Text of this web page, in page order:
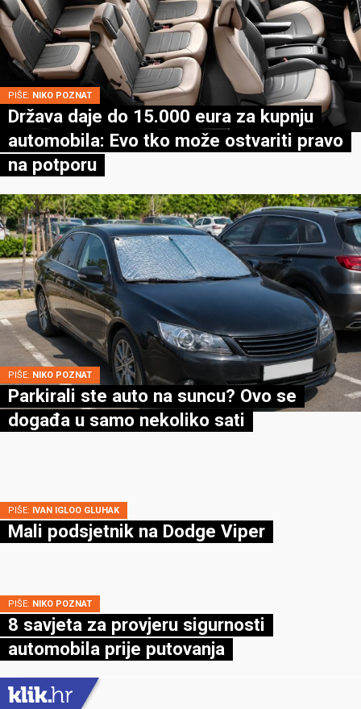
PIŠE: NIKO POZNAT
Država daje do 15.000 eura za kupnju
automobila: Evo tko može ostvariti pravo
na potporu
PIŠE: NIKO POZNAT
Parkirali ste auto na suncu? Ovo se
događa u samo nekoliko sati
PIŠE: IVAN IGLOO GLUHAK
Mali podsjetnik na Dodge Viper
PIŠE: NIKO POZNAT
8 savjeta za provjeru sigurnosti
automobila prije putovanja